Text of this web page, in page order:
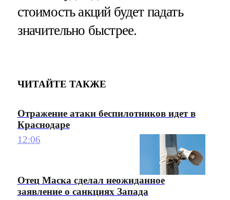
стоимость акций будет падать
значительно быстрее.
ЧИТАЙТЕ ТАКЖЕ
Отражение атаки беспилотников идет в
Краснодаре
12:06
Отец Маска сделал неожиданное
заявление о санкциях Запада